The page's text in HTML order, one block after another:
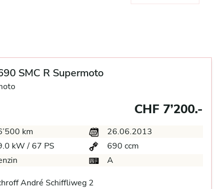
SMC R Supermoto
CHF 7’200.-
km
26.06.2013
kW / 67 PS
690 ccm
A
André Schiffliweg 2